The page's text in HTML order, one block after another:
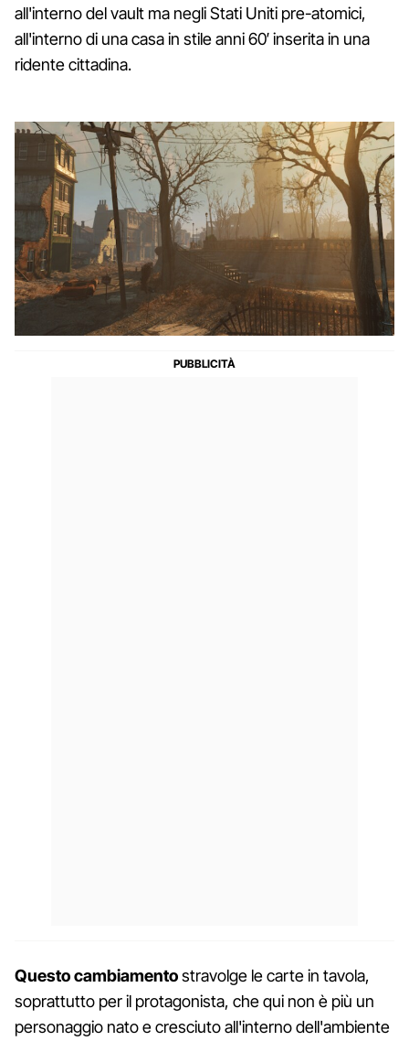
all'interno del vault ma negli Stati Uniti pre-atomici,
all'interno di una casa in stile anni 60′ inserita in una
ridente cittadina.
Questo cambiamentostravolge le carte in tavola,
soprattutto per il protagonista, che qui non è più un
personaggio nato e cresciuto all'interno dell'ambiente